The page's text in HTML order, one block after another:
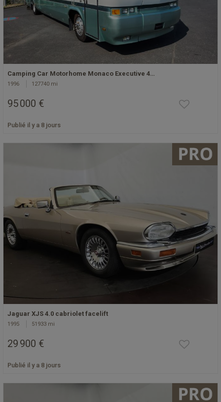
Camping Car Motorhome Monaco Executive 4…
1996 127740 mi
95 000 €
Publié il y a 8 jours
Jaguar XJS 4.0 cabriolet facelift
1995 51933 mi
29 900 €
Publié il y a 8 jours